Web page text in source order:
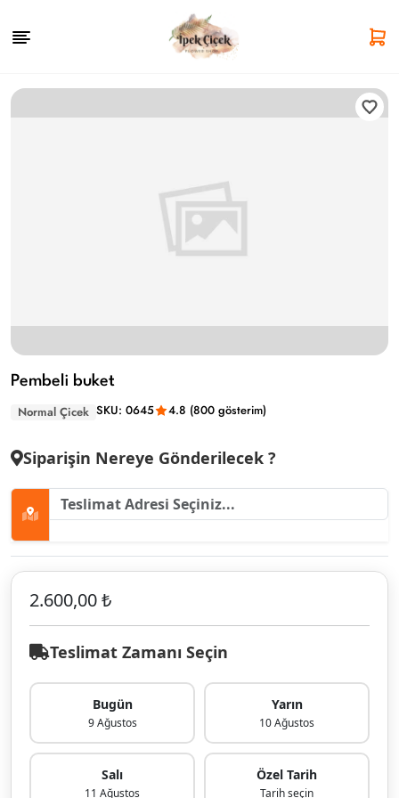
Pembeli buket
Normal Çicek SKU: 0645 4.8 (800 gösterim)
Siparişin Nereye Gönderilecek ?
2.600,00 ₺
Teslimat Zamanı Seçin
Bugün
9 Ağustos
Yarın
10 Ağustos
Salı
11 Ağustos
Özel Tarih
Tarih seçin